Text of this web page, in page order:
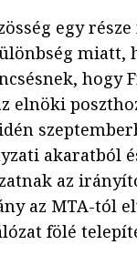
egy
miatt,
hogy
elnöki
akaratból
az
az MTA-tól
fölé